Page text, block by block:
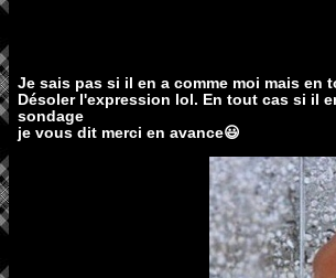
Je sais pas si il en a comme moi mais en
Désoler l'expression lol. En tout cas si il
sondage
je vous dit merci en avance😃